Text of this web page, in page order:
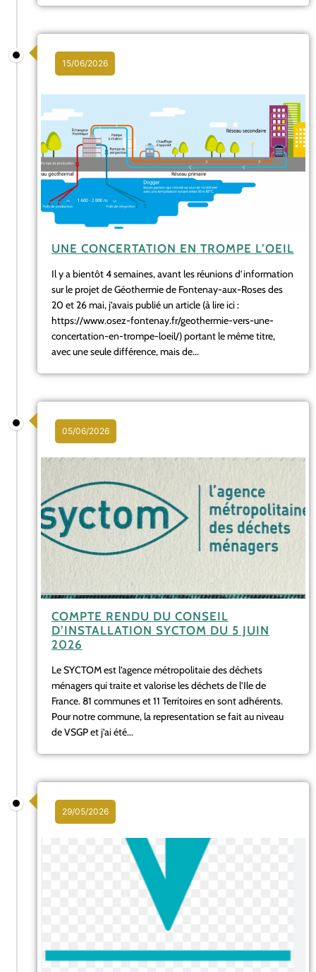
15/06/2026
UNE CONCERTATION EN TROMPE L’OEIL
Il y a bientôt 4 semaines, avant les réunions d’information
sur le projet de Géothermie de Fontenay-aux-Roses des
20 et 26 mai, j’avais publié un article (à lire ici :
https://www.osez-fontenay.fr/geothermie-vers-une-
concertation-en-trompe-loeil/) portant le même titre,
avec une seule différence, mais de...
05/06/2026
COMPTE RENDU DU CONSEIL
D’INSTALLATION SYCTOM DU 5 JUIN
2026
Le SYCTOM est l’agence métropolitaie des déchets
ménagers qui traite et valorise les déchets de l’Ile de
France. 81 communes et 11 Territoires en sont adhérents.
Pour notre commune, la representation se fait au niveau
de VSGP et j’ai été...
29/05/2026